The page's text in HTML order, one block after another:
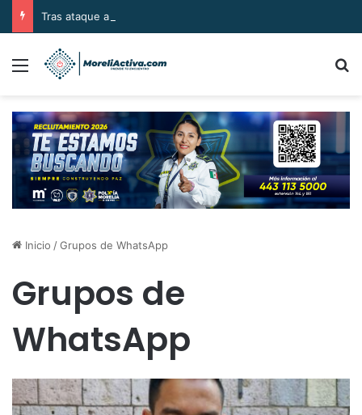
Menú
Inicio /Grupos de WhatsApp
Grupos de
WhatsApp